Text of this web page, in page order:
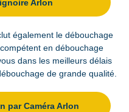
Arlon
également le débouchage
en débouchage
dans les meilleurs délais
de grande qualité.
par Caméra Arlon